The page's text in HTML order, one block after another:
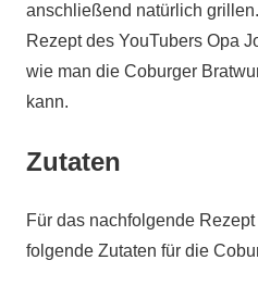
anschließend natürlich
Rezept des YouTubers Opa
wie man die Coburger
kann.
Zutaten
Für das nachfolgende
folgende Zutaten für die